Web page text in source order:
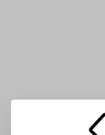
Type German